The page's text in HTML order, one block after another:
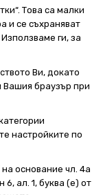
Това са малки
и се съхраняват
ги, за
Ви, докато
Вашия браузър при
настройките по
основание чл. 4а
6, ал. 1, буква (е) от